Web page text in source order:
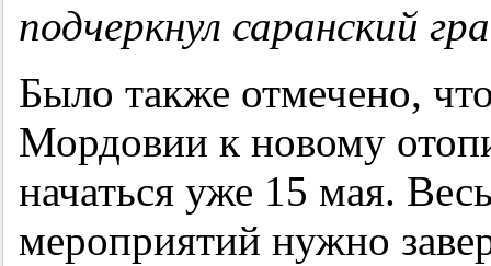
подчеркнул саранский
Было также отмечено,
Мордовии к новому
начаться уже 15 мая.
мероприятий нужно